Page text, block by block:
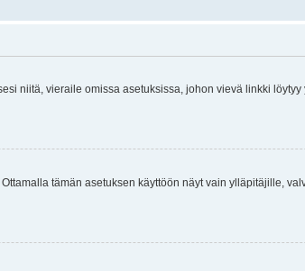
niitä, vieraile omissa asetuksissa, johon vievä linkki
. Ottamalla tämän asetuksen käyttöön näyt vain ylläpitäjille,